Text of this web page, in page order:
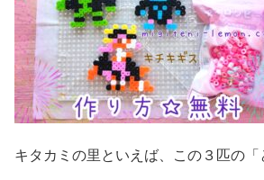
キタカミの里といえば、この３匹の「